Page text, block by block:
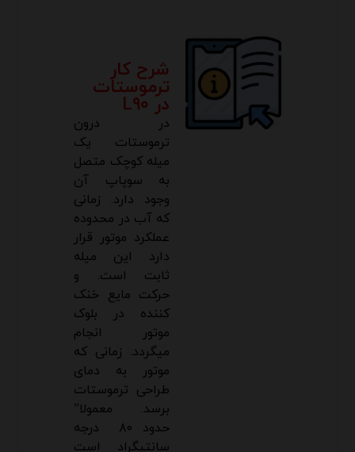
شرح کار
ترموستات
در L۹۰
در درون
ترموستات یک
میله کوچک متصل
به سوپاپ آن
وجود دارد. زمانی
که آب در محدوده
عملکرد موتور قرار
دارد این میله
ثابت است. و
حرکت مایع خنک
کننده در بلوک
موتور انجام
میگردد. زمانی که
موتور به دمای
طراحی ترموستات
برسد. معمولا”
حدود ۸۰ درجه
سانتیگراد است